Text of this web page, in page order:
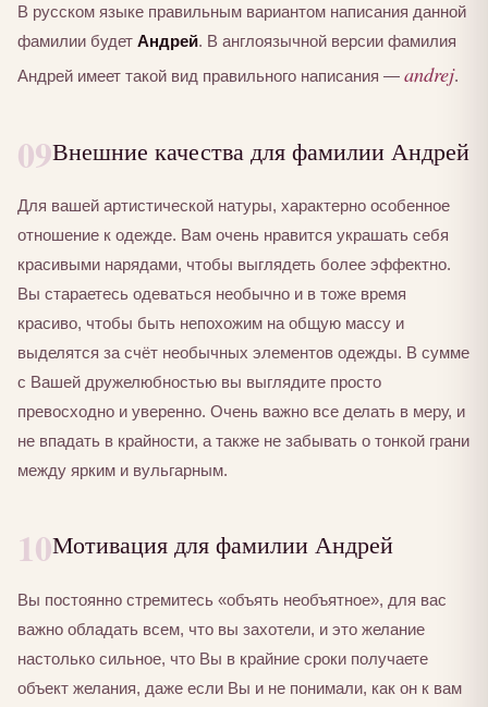
В русском языке правильным вариантом написания данной
фамилии будет Андрей. В англоязычной версии фамилия
Андрей имеет такой вид правильного написания — andrej.
09Внешние качества для фамилии Андрей
Для вашей артистической натуры, характерно особенное
отношение к одежде. Вам очень нравится украшать себя
красивыми нарядами, чтобы выглядеть более эффектно.
Вы стараетесь одеваться необычно и в тоже время
красиво, чтобы быть непохожим на общую массу и
выделятся за счёт необычных элементов одежды. В сумме
с Вашей дружелюбностью вы выглядите просто
превосходно и уверенно. Очень важно все делать в меру, и
не впадать в крайности, а также не забывать о тонкой грани
между ярким и вульгарным.
10Мотивация для фамилии Андрей
Вы постоянно стремитесь «объять необъятное», для вас
важно обладать всем, что вы захотели, и это желание
настолько сильное, что Вы в крайние сроки получаете
объект желания, даже если Вы и не понимали, как он к вам